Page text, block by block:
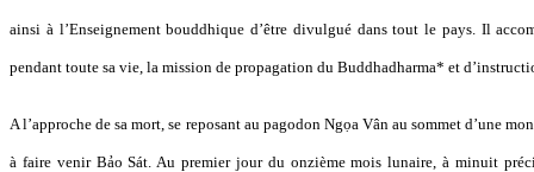
ainsi à l’Enseignement bouddhique d’être divulgué dans tout le pays. Il
pendant toute sa vie, la mission de propagation du Buddhadharma* et
A l’approche de sa mort, se reposant au pagodon Ngọa Vân au sommet d’une
à faire venir Bảo Sát. Au premier jour du onzième mois lunaire, à minuit